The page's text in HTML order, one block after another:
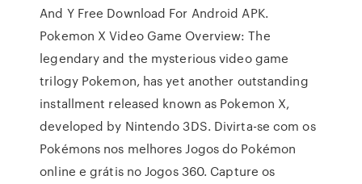
And Y Free Download For Android APK.
Pokemon X Video Game Overview: The
legendary and the mysterious video game
trilogy Pokemon, has yet another outstanding
installment released known as Pokemon X,
developed by Nintendo 3DS. Divirta-se com os
Pokémons nos melhores Jogos do Pokémon
online e grátis no Jogos 360. Capture os